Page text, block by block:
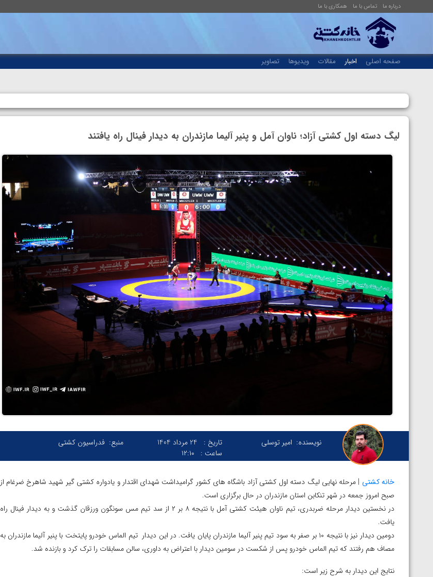
درباره ما تماس با ما همکاری با ما
صفحه اصلی اخبار مقالات ویدیوها تصاویر
لیگ دسته اول کشتی آزاد؛ ناوان آمل و پنیر آلیما مازندران به دیدار فینال راه یافتند
نویسنده: امیر توسلی تاریخ :
24 مرداد 1404
ساعت :
۱۲:۱۰
منبع: فدراسیون کشتی
خانه کشتی | مرحله نهایی لیگ دسته اول کشتی آزاد باشگاه های کشور گرامیداشت شهدای اقتدار و یادواره کشتی گیر شهید شاهرخ ضرغام از
صبح امروز جمعه در شهر تنکابن استان مازندران در حال برگزاری است.
در نخستین دیدار مرحله ضربدری، تیم ناوان هیئت کشتی آمل با نتیجه ۸ بر ۲ از سد تیم مس سونگون ورزقان گذشت و به دیدار فینال راه
یافت.
دومین دیدار نیز با نتیجه ۱۰ بر صفر به سود تیم پنیر آلیما مازندران پایان یافت. در این دیدار تیم الماس خودرو پایتخت با پنیر آلیما مازندران به
مصاف هم رفتند که تیم الماس خودرو پس از شکست در سومین دیدار با اعتراض به داوری، سالن مسابقات را ترک کرد و بازنده شد.
نتایج این دیدار به شرح زیر است: